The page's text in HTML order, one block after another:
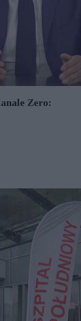
Zero: